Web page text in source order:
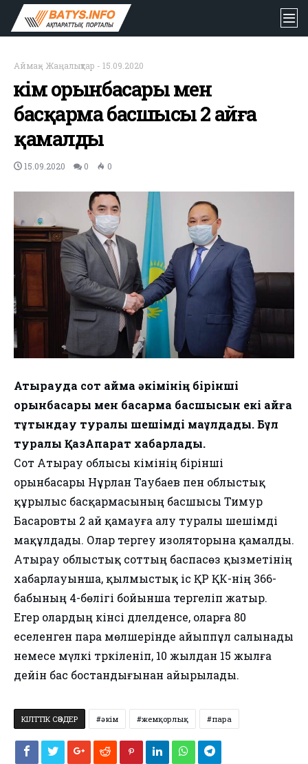
Аймақ- Жаңалықтар - 15.09.2020
Әкім орынбасары мен
басқарма басшысы 2 айға
қамалды
15.09.2020 0 0
Атырауда сот аймақ әкімінің бірінші
орынбасары мен басқарма басшысын екі айға
тұтқындау туралы шешімді мақұлдады.Бұл
туралы ҚазАқпарат хабарлады.
Сот Атырау облысы әкімінің бірінші
орынбасары Нұрлан Таубаев пен облыстық
құрылыс басқармасының басшысы Тимур
Басаровты 2 ай қамауға алу туралы шешімді
мақұлдады. Олар тергеу изоляторына қамалды.
Атырау облыстық соттың баспасөз қызметінің
хабарлауынша, қылмыстық іс ҚР ҚК-нің 366-
бабының 4-бөлігі бойынша тергеліп жатыр.
Егер олардың кінәсі дәлелденсе, оларға 80
еселенген пара мөлшерінде айыппұл салынады
немесе мүлкі тәркіленіп, 10 жылдан 15 жылға
дейін бас бостандығынан айырылады.
КІЛТТІК СӨЗДЕР әкім жемқорлық пара